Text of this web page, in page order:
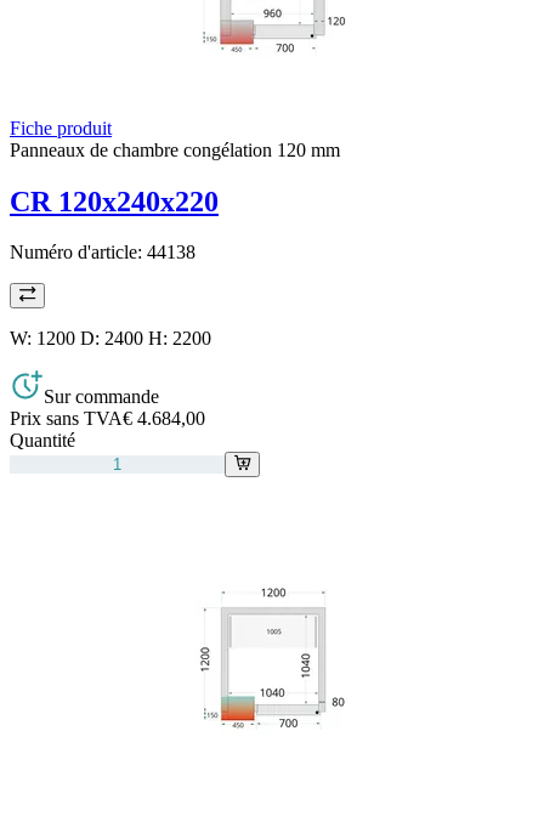
Fiche produit
Panneaux de chambre congélation 120 mm
CR 120x240x220
Numéro d'article: 44138
W: 1200 D: 2400 H: 2200
Sur commande
Prix sans TVA€ 4.684,00
Quantité